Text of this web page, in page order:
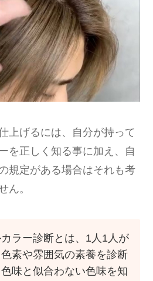
上げるには、自分が持って
を正しく知る事に加え、自
規定がある場合はそれも考
ん。
ラー診断とは、1人1人が
素や雰囲気の素養を診断
味と似合わない色味を知